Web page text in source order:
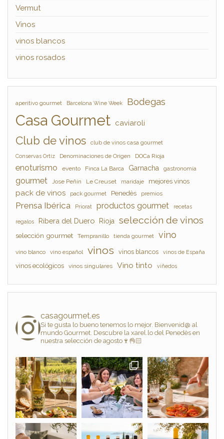
Vermut
Vinos
vinos blancos
vinos rosados
aperitivo gourmet Barcelona Wine Week Bodegas
Casa Gourmet caviaroli
Club de vinos club de vinos casa gourmet
Conservas Ortiz Denominaciones de Origen DOCa Rioja
enoturismo evento Finca La Barca Garnacha gastronomía
gourmet Jose Peñín Le Creuset maridaje mejores vinos
pack de vinos pack gourmet Penedès premios
Prensa Ibérica Priorat productos gourmet recetas
regalos Ribera del Duero Rioja selección de vinos
selección gourmet Tempranillo tienda gourmet vino
vino blanco vino español vinos vinos blancos vinos de España
vinos ecológicos vinos singulares Vino tinto viñedos
casagourmet.es
Si te gusta lo bueno tenemos lo mejor. Bienvenid@ al
mundo Gourmet. Descubre la xarel.lo del Penedès en
nuestra selección de agosto🍷👌🏻